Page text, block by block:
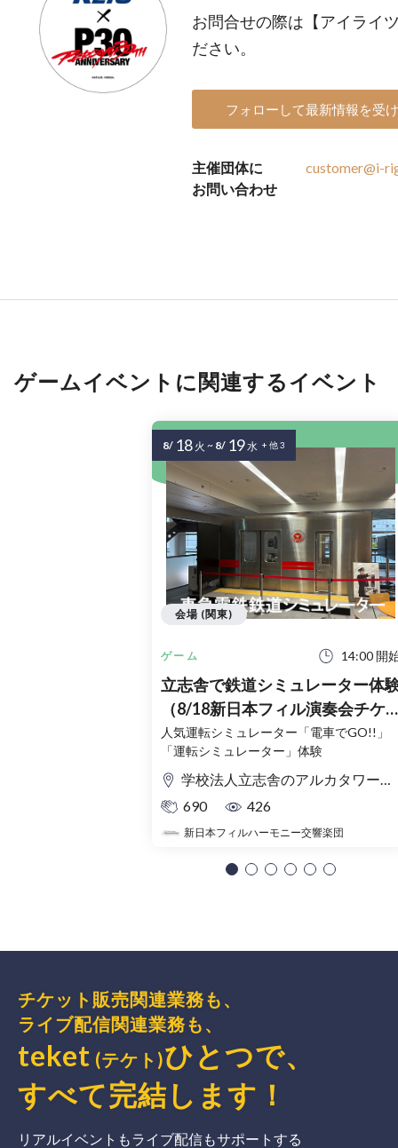
お問合せの際は【アイライ
ださい。
フォローして最新情報を受
主催団体に
お問い合わせ
customer@i-
ゲームイベントに関連するイベント
ゲーム 14:00 開
立志舎で鉄道シミュレーター体
（8/18新日本フィル演奏会チケ
ット購入者限定）
人気運転シミュレーター「電車でGO!!」
「運転シミュレーター」体験
学校法人立志舎のアルカタワーズ校舎
690
426
新日本フィルハーモニー交響楽団
会場 (関東)
8/ 18 火 ~ 8/ 19水 + 他 3
チケット販売関連業務も、
ライブ配信関連業務も、
teket (テケト)ひとつで、
すべて完結 します ！
リアルイベントもライブ配信もサポートする